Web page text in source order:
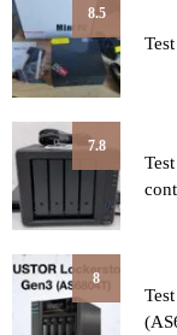
8.5
7.8
8